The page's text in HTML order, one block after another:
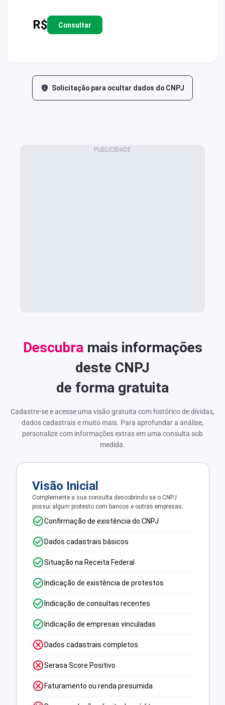
R$ Consultar
Solicitação para ocultar dados do CNPJ
Descubramais informações
deste CNPJ
de forma gratuita
Cadastre-se e acesse uma visão gratuita com histórico de dívidas,
dados cadastrais e muito mais. Para aprofundar a análise,
personalize com informações extras em uma consulta sob
medida.
Visão Inicial
Complemente a sua consulta descobrindo se o CNPJ
possui algum protesto com bancos e outras empresas.
Confirmação de existência do CNPJ
Dados cadastrais básicos
Situação na Receita Federal
Indicação de existência de protestos
Indicação de consultas recentes
Indicação de empresas vinculadas
Dados cadastrais completos
Serasa Score Positivo
Faturamento ou renda presumida